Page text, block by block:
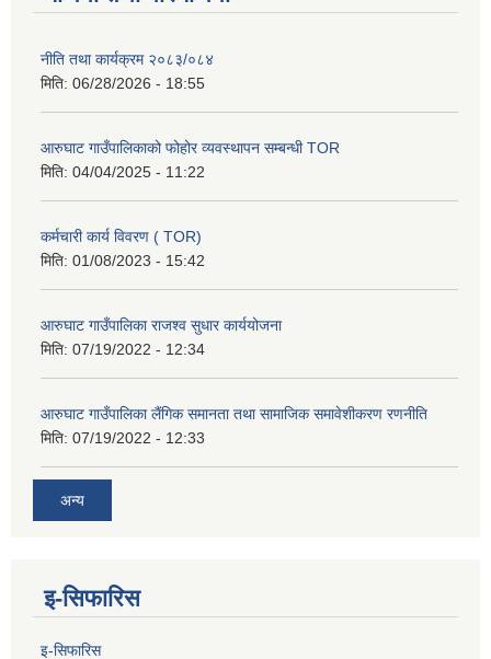
नीति तथा कार्यक्रम २०८३/०८४
मिति: 06/28/2026 - 18:55
आरुघाट गाउँपालिकाको फोहोर व्यवस्थापन सम्बन्धी TOR
मिति: 04/04/2025 - 11:22
कर्मचारी कार्य विवरण ( TOR)
मिति: 01/08/2023 - 15:42
आरुघाट गाउँपालिका राजश्व सुधार कार्ययोजना
मिति: 07/19/2022 - 12:34
आरुघाट गाउँपालिका लैंगिक समानता तथा सामाजिक समावेशीकरण रणनीति
मिति: 07/19/2022 - 12:33
अन्य
इ-सिफारिस
इ-सिफारिस